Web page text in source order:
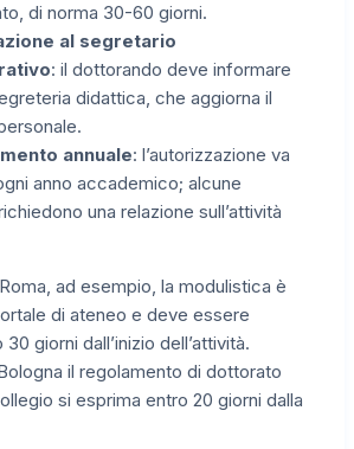
di norma 30-60 giorni.
al segretario
: il dottorando deve informare
didattica, che aggiorna il
annuale: l’autorizzazione va
anno accademico; alcune
una relazione sull’attività
ad esempio, la modulistica è
di ateneo e deve essere
giorni dall’inizio dell’attività.
il regolamento di dottorato
si esprima entro 20 giorni dalla